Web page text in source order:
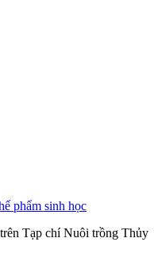
phẩm sinh học
Tạp chí Nuôi trồng Thủy